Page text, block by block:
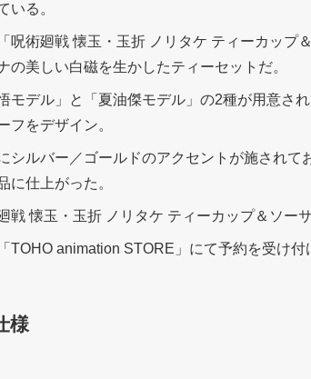
いる。
呪術廻戦 懐玉・玉折 ノリタケ ティーカップ
の美しい白磁を生かしたティーセットだ。
悟モデル」と「夏油傑モデル」の2種が用意さ
フをデザイン。
シルバー／ゴールドのアクセントが施されて
に仕上がった。
戦 懐玉・玉折 ノリタケ ティーカップ＆ソー
TOHO animation STORE」にて予約を受け
様